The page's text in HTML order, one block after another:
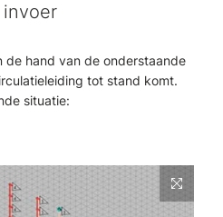
invoer
hand van de onderstaande
tot stand komt.
situatie: